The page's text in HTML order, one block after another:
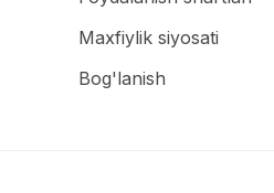
Maxfiylik siyosati
Bog'lanish